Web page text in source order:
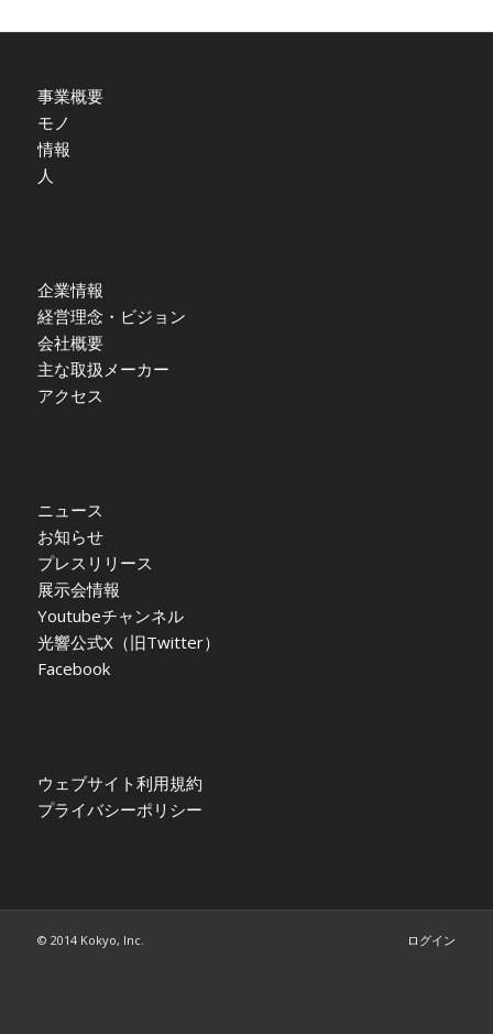
事業概要
モノ
情報
人
企業情報
経営理念・ビジョン
会社概要
主な取扱メーカー
アクセス
ニュース
お知らせ
プレスリリース
展示会情報
Youtubeチャンネル
光響公式X（旧Twitter）
Facebook
ウェブサイト利用規約
プライバシーポリシー
© 2014 Kokyo, Inc. ログイン